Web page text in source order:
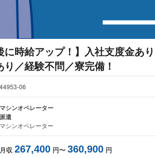
に時給アップ！】入社支度金あ
／経験不問／寮完備！
44953-06
マシンオペレーター
派遣
マシンオペレーター
月収 267,400 円〜 360,900 円